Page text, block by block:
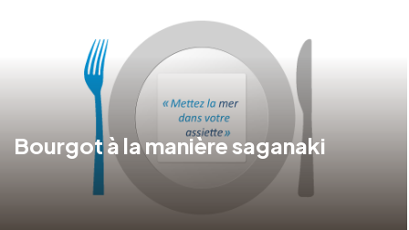
Bourgot à la manière saganaki